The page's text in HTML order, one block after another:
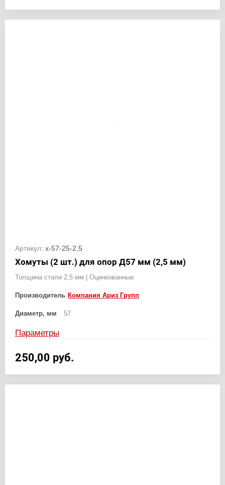
Артикул: х-57-25-2,5
Хомуты (2 шт.) для опор Д57 мм (2,5 мм)
Толщина стали 2,5 мм | Оцинкованные
Производитель Компания Ариз Групп
Диаметр, мм 57
Параметры
250,00 руб.